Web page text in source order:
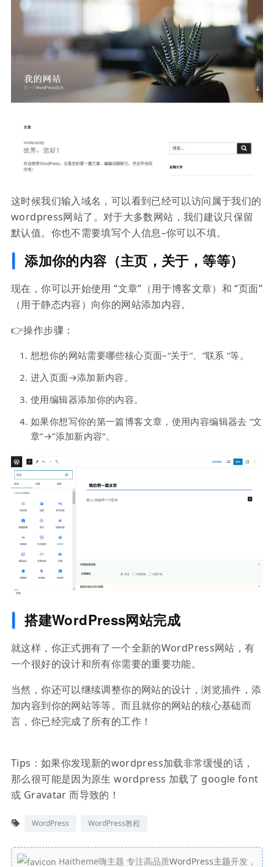
这时候我们输入域名，可以看到已经可以访问属于我们的
wordpress网站了。对于大多数网站，我们建议只保留
默认值。你也不需要填写个人信息–你可以不填。
添加你的内容（主页，关于，等等）
现在，你可以开始使用 “文章”（用于博客文章）和 “页面”
（用于静态内容）向你的网站添加内容。
👉操作步骤：
想想你的网站需要哪些核心页面–“关于”、”联系 “等。
进入页面→添加新内容。
使用编辑器添加你的内容。
如果你想写你的第一篇博客文章，使用内容编辑器去 “文
章”→”添加新内容”。
搭建WordPress网站完成
就这样，你正式拥有了一个全新的WordPress网站，有
一个很好的设计和所有你需要的重要功能。
当然，你还可以继续调整你的网站的设计，浏览插件，添
加内容到你的网站等等。而且就你的网站的核心基础而
言，你已经完成了所有的工作！
Tips：如果你发现新的wordpress加载非常缓慢的话，
那么很可能是因为原生 wordpress 加载了 google font
或 Gravatar 而导致的！
WordPress WordPress教程
Haitheme嗨主题 专注高品质WordPress主题开发，